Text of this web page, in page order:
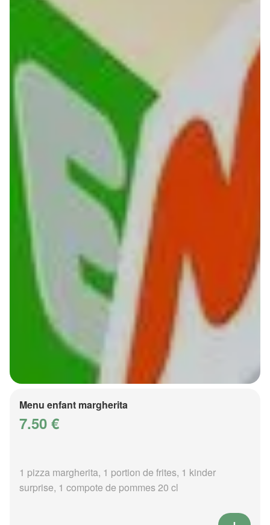
Menu enfant margherita
7.50 €
1 pizza margherita, 1 portion de frites, 1 kinder
surprise, 1 compote de pommes 20 cl